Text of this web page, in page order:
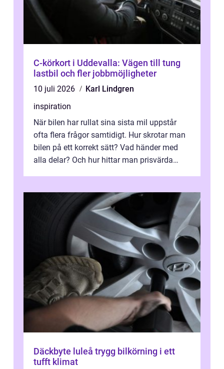
C-körkort i Uddevalla: Vägen till tung
lastbil och fler jobbmöjligheter
10 juli 2026
Karl Lindgren
inspiration
När bilen har rullat sina sista mil uppstår
ofta flera frågor samtidigt. Hur skrotar man
bilen på ett korrekt sätt? Vad händer med
alla delar? Och hur hittar man prisvärda
Däckbyte luleå trygg bilkörning i ett
tufft klimat